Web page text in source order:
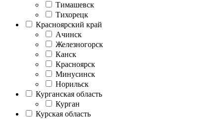
Тимашевск
Тихорецк
Красноярский край
Ачинск
Железногорск
Канск
Красноярск
Минусинск
Норильск
Курганская область
Курган
Курская область